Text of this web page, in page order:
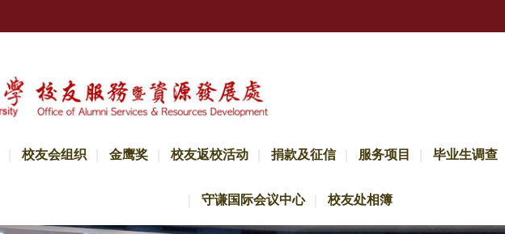
校友会组织 金鹰奖 校友返校活动 捐款及征信 服务项目 毕业生调查
守谦国际会议中心 校友处相簿